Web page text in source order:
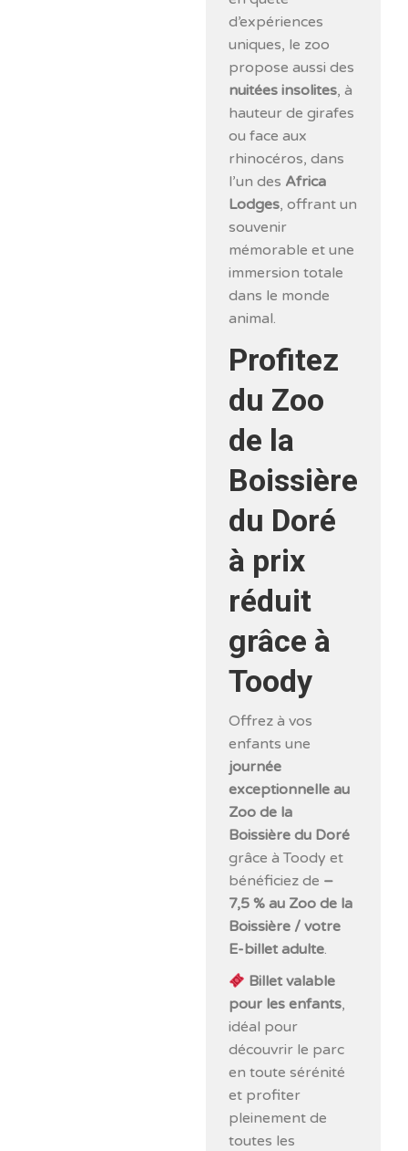
d’expériences
uniques, le zoo
propose aussi des
nuitées insolites, à
hauteur de girafes
ou face aux
rhinocéros, dans
l’un des Africa
Lodges, offrant un
souvenir
mémorable et une
immersion totale
dans le monde
animal.
Profitez
du Zoo
de la
Boissière
du Doré
à prix
réduit
grâce à
Toody
Offrez à vos
enfants une
journée
exceptionnelle au
Zoo de la
Boissière du Doré
grâce à Toody et
bénéficiez de –
7,5 % au Zoo de la
Boissière / votre
E-billet adulte.
Billet valable
pour les enfants,
idéal pour
découvrir le parc
en toute sérénité
et profiter
pleinement de
toutes les